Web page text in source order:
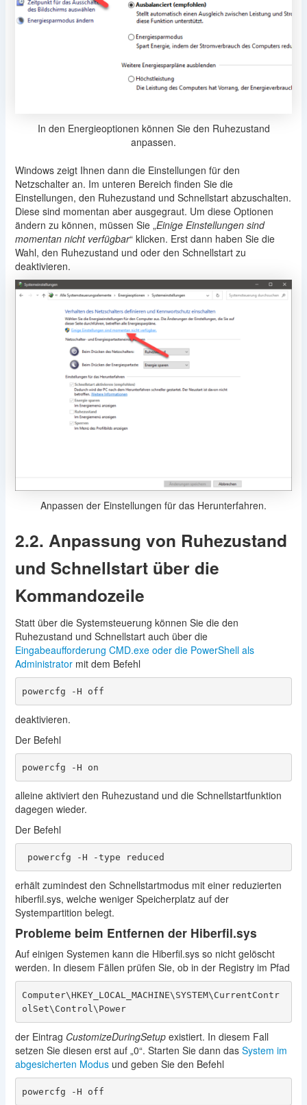
In den Energieoptionen können Sie den Ruhezustand
anpassen.
Windows zeigt Ihnen dann die Einstellungen für den
Netzschalter an. Im unteren Bereich finden Sie die
Einstellungen, den Ruhezustand und Schnellstart abzuschalten.
Diese sind momentan aber ausgegraut. Um diese Optionen
ändern zu können, müssen Sie „Einige Einstellungen sind
momentan nicht verfügbar“ klicken. Erst dann haben Sie die
Wahl, den Ruhezustand und oder den Schnellstart zu
deaktivieren.
Anpassen der Einstellungen für das Herunterfahren.
2.2. Anpassung von Ruhezustand
und Schnellstart über die
Kommandozeile
Statt über die Systemsteuerung können Sie die den
Ruhezustand und Schnellstart auch über die
Eingabeaufforderung CMD.exe oder die PowerShell als
Administratormit dem Befehl
powercfg -H off
deaktivieren.
Der Befehl
powercfg -H on
alleine aktiviert den Ruhezustand und die Schnellstartfunktion
dagegen wieder.
Der Befehl
powercfg -H -type reduced
erhält zumindest den Schnellstartmodus mit einer reduzierten
hiberfil.sys, welche weniger Speicherplatz auf der
Systempartition belegt.
Probleme beim Entfernen der Hiberfil.sys
Auf einigen Systemen kann die Hiberfil.sys so nicht gelöscht
werden. In diesem Fällen prüfen Sie, ob in der Registry im Pfad
Computer\HKEY_LOCAL_MACHINE\SYSTEM\CurrentContr
olSet\Control\Power
der Eintrag CustomizeDuringSetupexistiert. In diesem Fall
setzen Sie diesen erst auf „0“. Starten Sie dann das System im
abgesicherten Modusund geben Sie den Befehl
powercfg -H off